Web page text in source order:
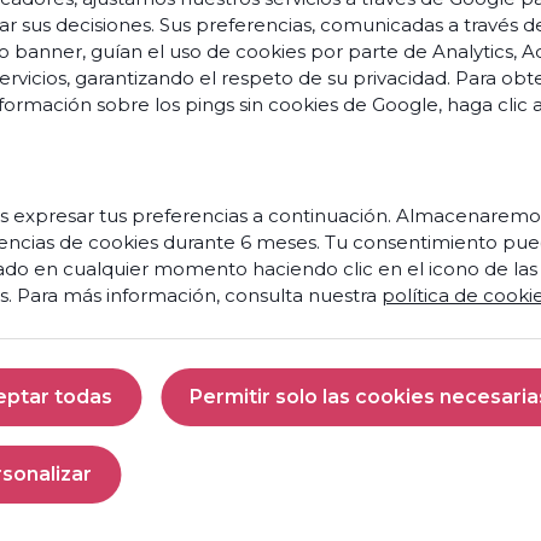
sus decisiones. Sus preferencias, comunicadas a través
banner, guían el uso de cookies por parte de Analytics,
garantizando el respeto de su privacidad. Para
sobre los pings sin cookies de Google, haga clic
expresar tus preferencias a continuación.
de cookies durante 6 meses. Tu consentimiento
en cualquier momento haciendo clic en el icono de las
Para más información, consulta nuestra política de
todas
Aceptar todas
Permitir solo las cookies
Permitir solo las
Personalizar
et
Prêt
à
faire
de
de
contact
un
moteur
de